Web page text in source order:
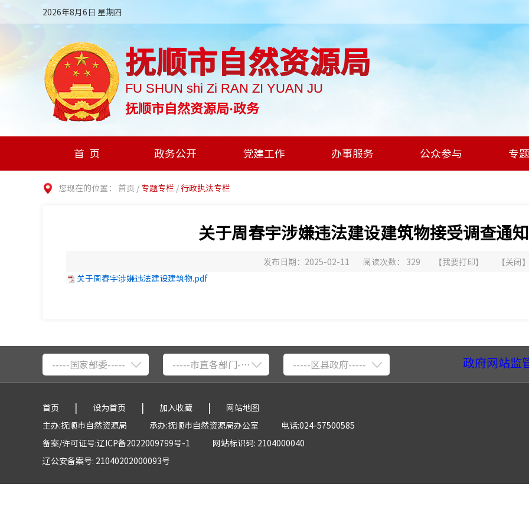
2026年8月6日 星期四
抚顺市自然资源局
FU SHUN shi Zi RAN ZI YUAN JU
抚顺市自然资源局·政务
首页 政务公开 党建工作 办事服务 公众参与 专
您现在的位置： 首页 /专题专栏 /行政执法专栏
关于周春宇涉嫌违法建设建筑物接受调查通
发布日期：2025-02-11 阅读次数： 329 【我要打印】 【关闭
关于周春宇涉嫌违法建设建筑物.pdf
-----国家部委----- -----市直各部门----- -----区县政府----- 政府网站监
首页 | 设为首页 | 加入收藏 |
网站地图
主办:抚顺市自然资源局
承办:抚顺市自然资源局办公室
电话:024-57500585
备案/许可证号:辽ICP备2022009799号-1
网站标识码: 2104000040
辽公安备案号: 21040202000093号